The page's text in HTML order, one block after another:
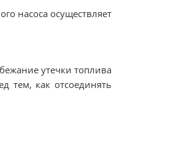
насоса осуществляет
утечки топлива
тем, как отсоединять